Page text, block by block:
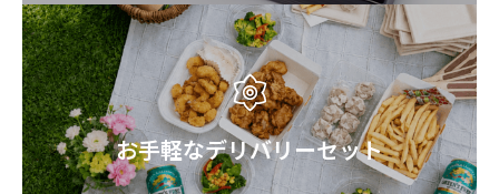
お手軽なデリバリーセット